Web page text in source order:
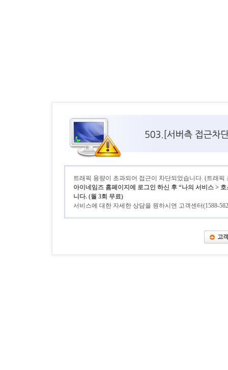
트래픽 용량이 초과되어 접근이 차단되었습니다. (트래픽
아이네임즈 홈페이지에 로그인 하신 후 “나의 서비스 >
니다. (월 3회 무료)
서비스에 대한 자세한 상담을 원하시면 고객센터(1588-